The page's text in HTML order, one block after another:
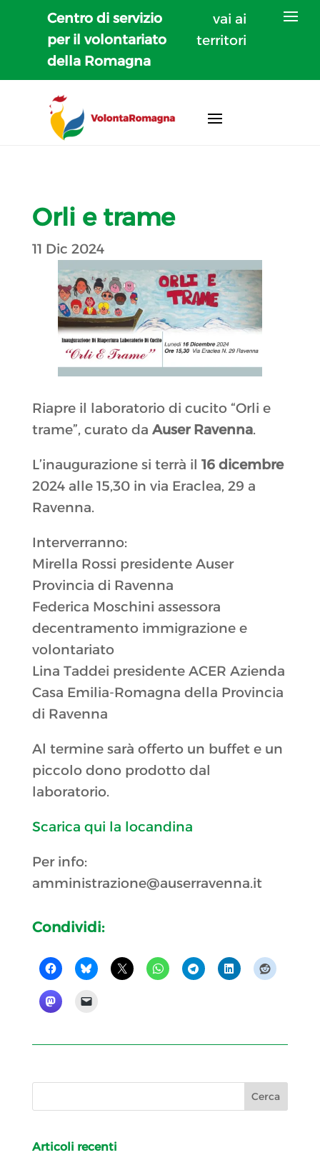
Centro di servizio
per il volontariato
della Romagna
vai ai
territori
Orli e trame
11 Dic 2024
Riapre il laboratorio di cucito “Orli e
trame”, curato da Auser Ravenna.
L’inaugurazione si terrà il 16 dicembre
2024 alle 15,30 in via Eraclea, 29 a
Ravenna.
Interverranno:
Mirella Rossi presidente Auser
Provincia di Ravenna
Federica Moschini assessora
decentramento immigrazione e
volontariato
Lina Taddei presidente ACER Azienda
Casa Emilia-Romagna della Provincia
di Ravenna
Al termine sarà offerto un buffet e un
piccolo dono prodotto dal
laboratorio.
Scarica qui la locandina
Per info:
amministrazione@auserravenna.it
Condividi:
Articoli recenti